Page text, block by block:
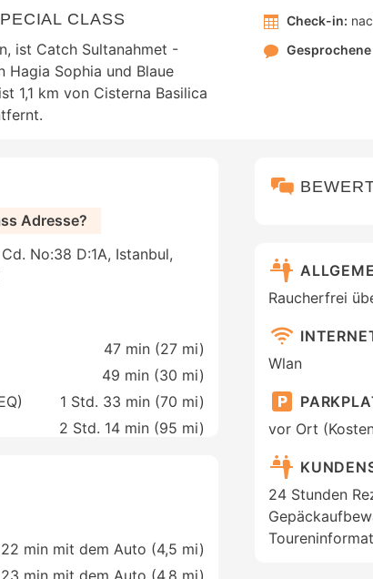
CLASS
ist Catch Sultanahmet -
Hagia Sophia und Blaue
1,1 km von Cisterna Basilica
Check-in:
Adresse?
No:38 D:1A, Istanbul,
47 min (27 mi)
49 min (30 mi)
1 Std. 33 min (70 mi)
2 Std. 14 min (95 mi)
22 min mit dem Auto (4,5 mi)
Raucherfrei
Wlan
vor Ort
24 Stunden